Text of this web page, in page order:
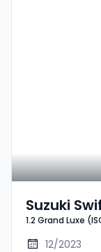
Suzuki
(ISG)
1.2 Grand Luxe
12/2023